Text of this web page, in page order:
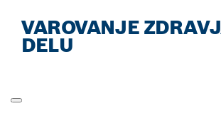
VAROVANJE
DELU